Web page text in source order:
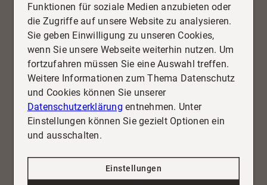
größte Aufmerksamkeit schenken.
Gemeinsam
getragene Entscheidungen zur Instandhaltung
steigern nicht nur die Attraktivität und den Wert der
gesamten Immobilie, sondern fördern auch ein
nachhaltiges Miteinander der
Eigentümergemeinschaft. Sauber gepflegte
Außenanlagen, moderne Heiztechnik oder eine top
instand gehaltene Fassade erhöhen die
Lebensqualität aller Bewohner und bringen bei
kleine Investitionen machen oft den Unterschied,
wenn es darum geht, potenzielle Mieter oder Käufer
Funktionen für soziale Medien anzubieten oder
die Zugriffe auf unsere Website zu analysieren.
Sie geben Einwilligung zu unseren Cookies,
wenn Sie unsere Webseite weiterhin nutzen. Um
fortzufahren müssen Sie eine Auswahl treffen.
Weitere Informationen zum Thema Datenschutz
und Cookies können Sie unserer
Datenschutzerklärung entnehmen. Unter
Einstellungen können Sie gezielt Optionen ein
und ausschalten.
Einstellungen